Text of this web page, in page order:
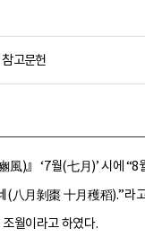
참고문헌
)』 ‘7월(七月)’ 시에 “8
(八月剝棗 十月穫稻).”라
월이라고 하였다.